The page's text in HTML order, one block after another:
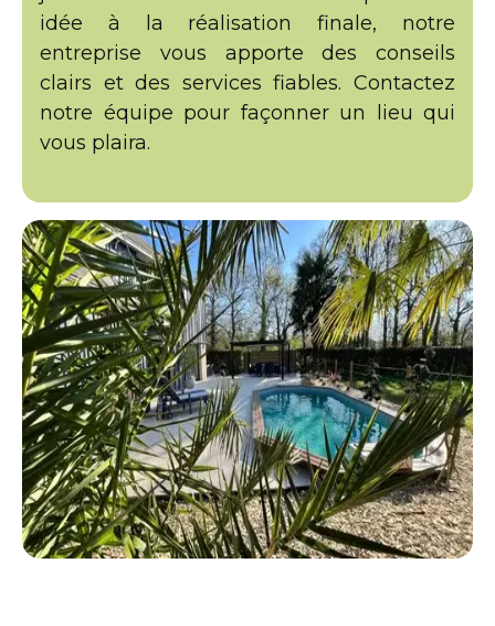
idée à la réalisation finale, notre
entreprise vous apporte des conseils
clairs et des services fiables. Contactez
notre équipe pour façonner un lieu qui
vous plaira.